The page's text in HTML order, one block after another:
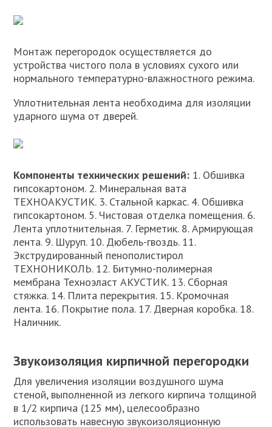
Монтаж перегородок осуществляется до
устройства чистого пола в условиях сухого или
нормального температурно-влажностного режима.
Уплотнительная лента необходима для изоляции
ударного шума от дверей.
Компоненты технических решений: 1. Обшивка
гипсокартоном. 2. Минеральная вата
ТЕХНОАКУСТИК. 3. Стальной каркас. 4. Обшивка
гипсокартоном. 5. Чистовая отделка помещения. 6.
Лента уплотнительная. 7. Герметик. 8. Армирующая
лента. 9. Шуруп. 10. Дюбель-гвоздь. 11.
Экструдированный пенополистирол
ТЕХНОНИКОЛЬ. 12. Битумно-полимерная
мембрана Техноэласт АКУСТИК. 13. Сборная
стяжка. 14. Плита перекрытия. 15. Кромочная
лента. 16. Покрытие пола. 17. Дверная коробка. 18.
Наличник.
Звукоизоляция кирпичной перегородки
Для увеличения изоляции воздушного шума
стеной, выполненной из легкого кирпича толщиной
в 1/2 кирпича (125 мм), целесообразно
использовать навесную звукоизоляционную